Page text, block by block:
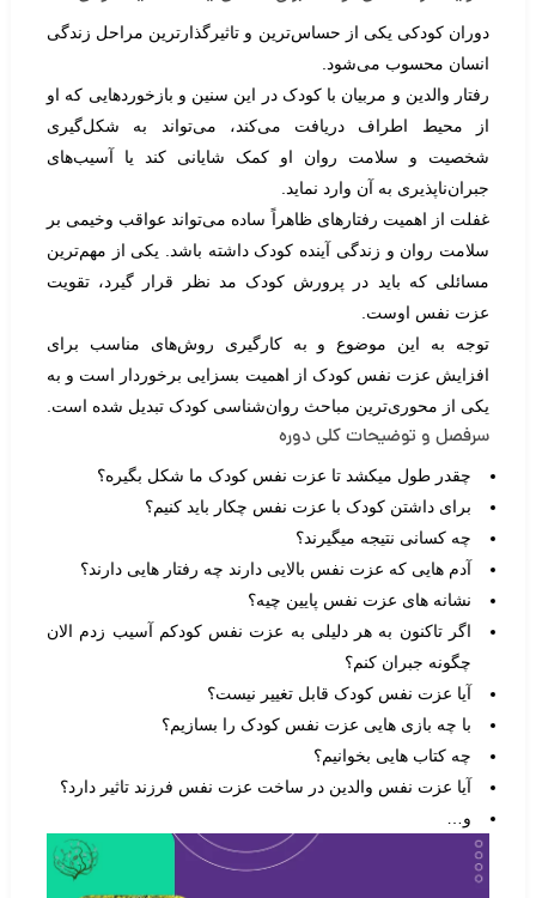
دوران کودکی یکی از حساس‌ترین و تاثیرگذارترین مراحل زندگی
انسان محسوب می‌شود.
رفتار والدین و مربیان با کودک در این سنین و بازخوردهایی که او
از محیط اطراف دریافت می‌کند، می‌تواند به شکل‌گیری
شخصیت و سلامت روان او کمک شایانی کند یا آسیب‌های
جبران‌ناپذیری به آن وارد نماید.
غفلت از اهمیت رفتارهای ظاهراً ساده می‌تواند عواقب وخیمی بر
سلامت روان و زندگی آینده کودک داشته باشد. یکی از مهم‌ترین
مسائلی که باید در پرورش کودک مد نظر قرار گیرد، تقویت
عزت نفس اوست.
توجه به این موضوع و به کارگیری روش‌های مناسب برای
افزایش عزت نفس کودک از اهمیت بسزایی برخوردار است و به
یکی از محوری‌ترین مباحث روان‌شناسی کودک تبدیل شده‌ است.
سرفصل و توضیحات کلی دوره
چقدر طول میکشد تا عزت نفس کودک ما شکل بگیره؟
برای داشتن کودک با عزت نفس چکار باید کنیم؟
چه کسانی نتیجه میگیرند؟
آدم هایی که عزت نفس بالایی دارند چه رفتار هایی دارند؟
نشانه های عزت نفس پایین چیه؟
اگر تاکنون به هر دلیلی به عزت نفس کودکم آسیب زدم الان
چگونه جبران کنم؟
آیا عزت نفس کودک قابل تغییر نیست؟
با چه بازی هایی عزت نفس کودک را بسازیم؟
چه کتاب هایی بخوانیم؟
آیا عزت نفس والدین در ساخت عزت نفس فرزند تاثیر دارد؟
و…